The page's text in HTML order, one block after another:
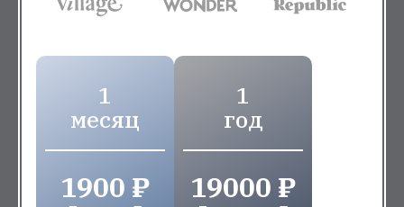
1
месяц
1900 ₽
1
год
19000 ₽